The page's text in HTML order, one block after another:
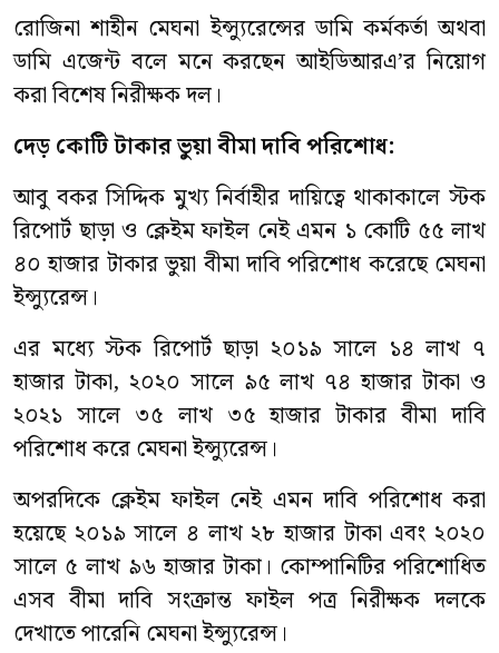
রোজিনা শাহীন মেঘনা ইন্স্যুরেন্সের ডামি কর্মকর্তা অথবা
ডামি এজেন্ট বলে মনে করছেন আইডিআরএ’র নিয়োগ
করা বিশেষ নিরীক্ষক দল।
দেড় কোটি টাকার ভুয়া বীমা দাবি পরিশোধ:
আবু বকর সিদ্দিক মুখ্য নির্বাহীর দায়িত্বে থাকাকালে স্টক
রিপোর্ট ছাড়া ও ক্লেইম ফাইল নেই এমন ১ কোটি ৫৫ লাখ
৪০ হাজার টাকার ভুয়া বীমা দাবি পরিশোধ করেছে মেঘনা
ইন্স্যুরেন্স।
এর মধ্যে স্টক রিপোর্ট ছাড়া ২০১৯ সালে ১৪ লাখ ৭
হাজার টাকা, ২০২০ সালে ৯৫ লাখ ৭৪ হাজার টাকা ও
২০২১ সালে ৩৫ লাখ ৩৫ হাজার টাকার বীমা দাবি
পরিশোধ করে মেঘনা ইন্স্যুরেন্স।
অপরদিকে ক্লেইম ফাইল নেই এমন দাবি পরিশোধ করা
হয়েছে ২০১৯ সালে ৪ লাখ ২৮ হাজার টাকা এবং ২০২০
সালে ৫ লাখ ৯৬ হাজার টাকা। কোম্পানিটির পরিশোধিত
এসব বীমা দাবি সংক্রান্ত ফাইল পত্র নিরীক্ষক দলকে
দেখাতে পারেনি মেঘনা ইন্স্যুরেন্স।